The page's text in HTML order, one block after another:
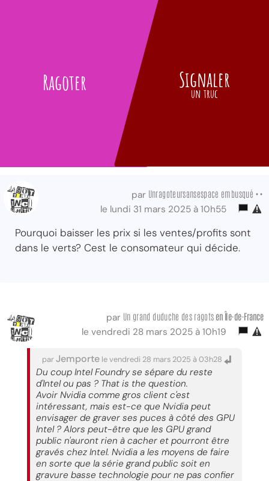
Ragoter Signaler
un truc
par Unragoteursansespace embusqué ••
le lundi 31 mars 2025 à 10h55
Pourquoi baisser les prix si les ventes/profits sont
dans le verts? Cest le consomateur qui décide.
par Un grand duduche des ragots en Île-de-France
le vendredi 28 mars 2025 à 10h19
parJemporte le vendredi 28 mars 2025 à 03h28
Du coup Intel Foundry se sépare du reste
d'Intel ou pas ? That is the question.
Avoir Nvidia comme gros client c'est
intéressant, mais est-ce que Nvidia peut
envisager de graver ses puces à côté des GPU
Intel ? Alors peut-être que les GPU grand
public n'auront rien à cacher et pourront être
gravés chez Intel. Nvidia a les moyens de faire
en sorte que la série grand public soit en
gravure basse technologie pour ne pas confier